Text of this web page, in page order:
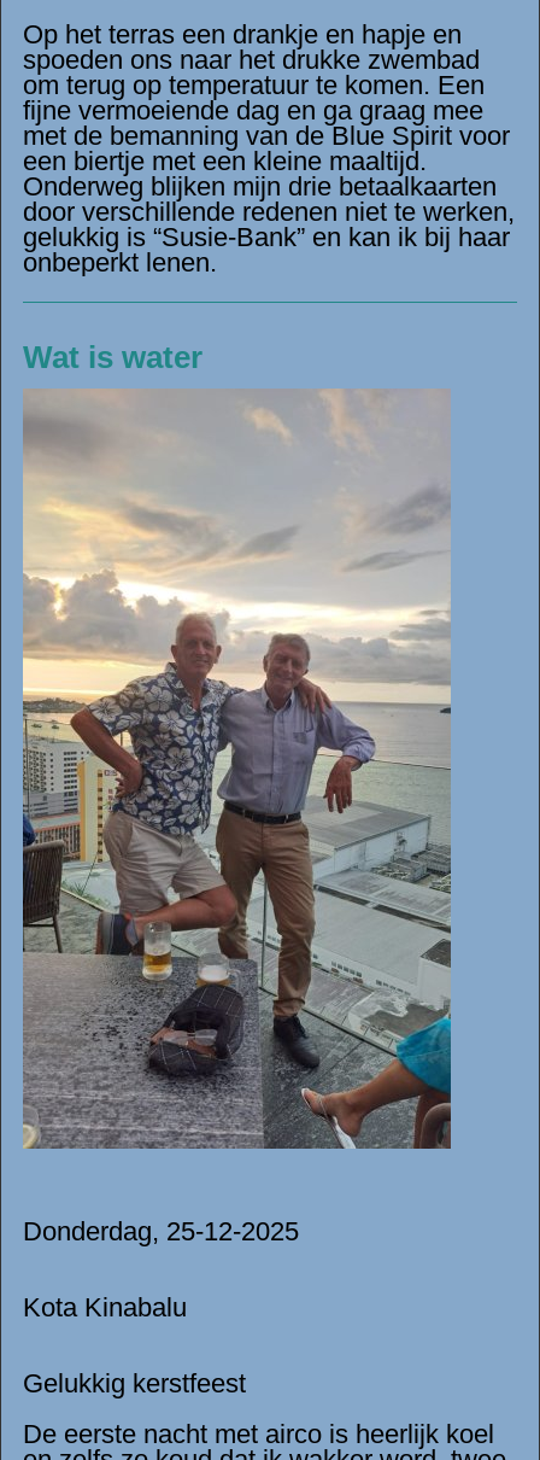
Op het terras een drankje en hapje en
spoeden ons naar het drukke zwembad
om terug op temperatuur te komen. Een
fijne vermoeiende dag en ga graag mee
met de bemanning van de Blue Spirit voor
een biertje met een kleine maaltijd.
Onderweg blijken mijn drie betaalkaarten
door verschillende redenen niet te werken,
gelukkig is “Susie-Bank” en kan ik bij haar
onbeperkt lenen.
Wat is water
Donderdag, 25-12-2025
Kota Kinabalu
Gelukkig kerstfeest
De eerste nacht met airco is heerlijk koel